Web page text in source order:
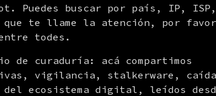
Puedes buscar por país, IP,
que te llame la atención, por favor
todes.
de curaduría: acá compartimos
vigilancia, stalkerware,
ecosistema digital, leídos